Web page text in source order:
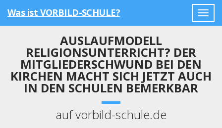
Was ist VORBILD-SCHULE?
AUSLAUFMODELL
RELIGIONSUNTERRICHT? DER
MITGLIEDERSCHWUND BEI DEN
KIRCHEN MACHT SICH JETZT AUCH
IN DEN SCHULEN BEMERKBAR
auf vorbild-schule.de